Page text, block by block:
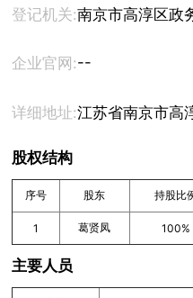
登记机关:南京市高淳区政
企业官网:--
详细地址:江苏省南京市高
股权结构
序号 股东 持股比
1 葛贤凤 100%
主要人员